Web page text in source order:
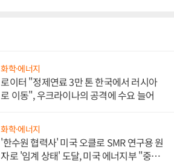
화학·에너지
로이터 "정제연료 3만 톤 한국에서 러시아
로 이동", 우크라이나의 공격에 수요 늘어
화학·에너지
'한수원 협력사' 미국 오클로 SMR 연구용 원
자로 '임계 상태' 도달, 미국 에너지부 "중요